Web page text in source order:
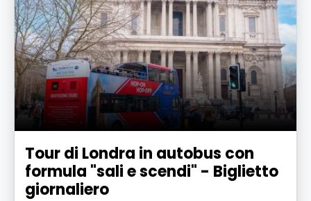
Tour di Londra in autobus con
formula "sali e scendi" - Biglietto
giornaliero